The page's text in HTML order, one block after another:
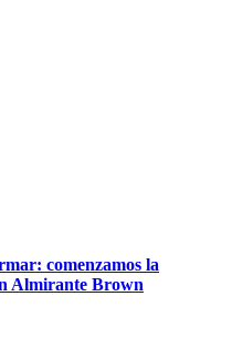
comenzamos la
Almirante Brown